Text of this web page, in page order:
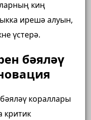
киң
ирешә алуын,
үстерә.
бәяләү
кораллары
критик